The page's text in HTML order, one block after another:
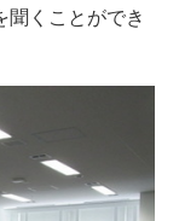
聞くことができ